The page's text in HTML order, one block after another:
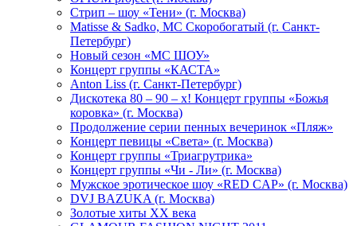
Стрип – шоу «Тени» (г. Москва)
Matissе & Sadko, MC Скоробогатый (г. Санкт-
Петербург)
Новый сезон «МС ШОУ»
Концерт группы «КАСТА»
Anton Liss (г. Санкт-Петербург)
Дискотека 80 – 90 – х! Концерт группы «Божья
коровка» (г. Москва)
Продолжение серии пенных вечеринок «Пляж»
Концерт певицы «Света» (г. Москва)
Концерт группы «Триагрутрика»
Концерт группы «Чи - Ли» (г. Москва)
Мужское эротическое шоу «RED CAP» (г. Москва)
DVJ BAZUKA (г. Москва)
Золотые хиты XX века